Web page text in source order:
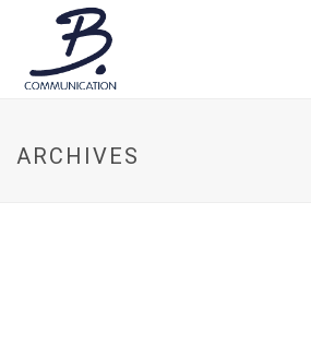
ARCHIVES